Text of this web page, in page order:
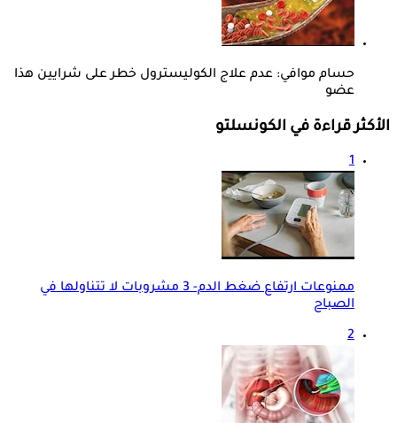
حسام موافي: عدم علاج الكوليسترول خطر على شرايين هذا
عضو
الأكثر قراءة في الكونسلتو
1
ممنوعات ارتفاع ضغط الدم- 3 مشروبات لا تتناولها في
الصباح
2